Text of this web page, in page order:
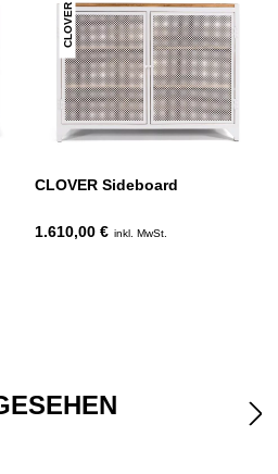
CLOVER
CLOVER Sideboard
1.610,00 € inkl. MwSt.